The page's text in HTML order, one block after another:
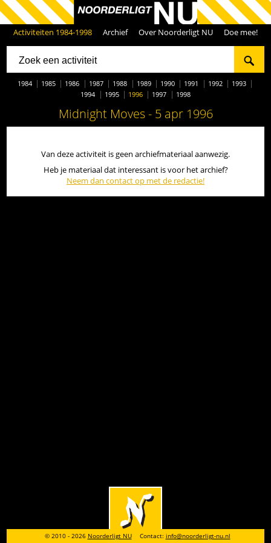
Activiteiten 1984-1998 Archief Over Noorderligt NU Doe mee!
1984 1985 1986 1987 1988 1989 1990 1991 1992
1993
1994
1995 1996 1997 1998
Midnight Moves - 5 apr 1996
Van deze activiteit is geen archiefmateriaal aanwezig.
Heb je materiaal dat interessant is voor het archief?
Neem dan contact op met de redactie!
© 2010 - 2026 Noorderligt NU Contact: info@noorderligt-nu.nl